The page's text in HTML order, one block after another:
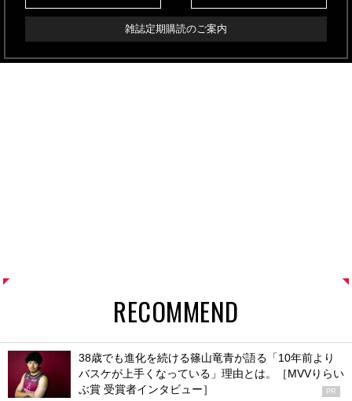
38歳でも進化を続ける篠山竜青が語る「10年前より
ぶ賞 受賞者インタビュー］
世界の頂点に君臨し続けるオランダの超人ハリー・ラ
ブレイセンと日本のエースの太田海也「絶対王者から